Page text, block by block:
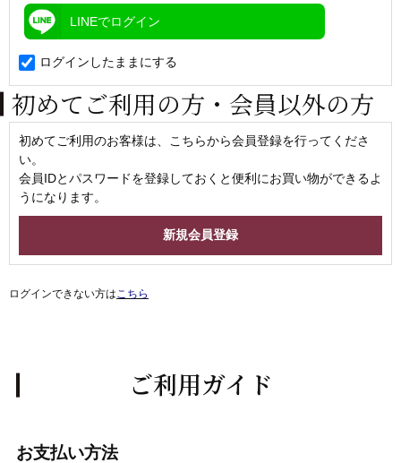
LINEでログイン
ログインしたままにする
初めてご利用の方・会員以外の方
初めてご利用のお客様は、こちらから会員登録を行ってくださ
い。
会員IDとパスワードを登録しておくと便利にお買い物ができるよ
うになります。
ログインできない方はこちら
ご利用ガイド
お支払い方法